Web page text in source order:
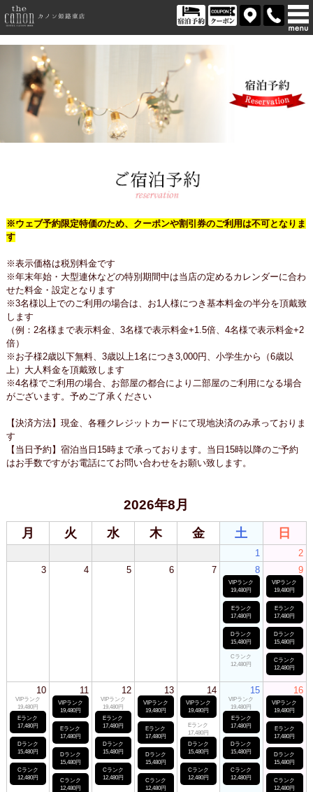
※ウェブ予約限定特価のため、クーポンや割引券のご利用は不可となりま
す
※表示価格は税別料金です
※年末年始・大型連休などの特別期間中は当店の定めるカレンダーに合わ
せた料金・設定となります
※3名様以上でのご利用の場合は、お1人様につき基本料金の半分を頂戴致
します
（例：2名様まで表示料金、3名様で表示料金+1.5倍、4名様で表示料金+2
倍）
※お子様2歳以下無料、3歳以上1名につき3,000円、小学生から（6歳以
上）大人料金を頂戴致します
※4名様でご利用の場合、お部屋の都合により二部屋のご利用になる場合
がございます。予めご了承ください
【決済方法】現金、各種クレジットカードにて現地決済のみ承っておりま
す
【当日予約】宿泊当日15時まで承っております。当日15時以降のご予約
はお手数ですがお電話にてお問い合わせをお願い致します。
2026年8月
月 火 水 木 金 土 日
1
2
3
4 5 6 7 8
VIPランク
19,480円
Eランク
17,480円
Dランク
15,480円
Cランク
12,480円
9
VIPランク
19,480円
Eランク
17,480円
Dランク
15,480円
Cランク
12,480円
10
VIPランク
19,480円
Eランク
17,480円
Dランク
15,480円
Cランク
12,480円
11
VIPランク
19,480円
Eランク
17,480円
Dランク
15,480円
Cランク
12,480円
12
VIPランク
19,480円
Eランク
17,480円
Dランク
15,480円
Cランク
12,480円
13
VIPランク
19,480円
Eランク
17,480円
Dランク
15,480円
Cランク
12,480円
14
VIPランク
19,480円
Eランク
17,480円
Dランク
15,480円
Cランク
12,480円
15
VIPランク
19,480円
Eランク
17,480円
Dランク
15,480円
Cランク
12,480円
16
VIPランク
19,480円
Eランク
17,480円
Dランク
15,480円
Cランク
12,480円